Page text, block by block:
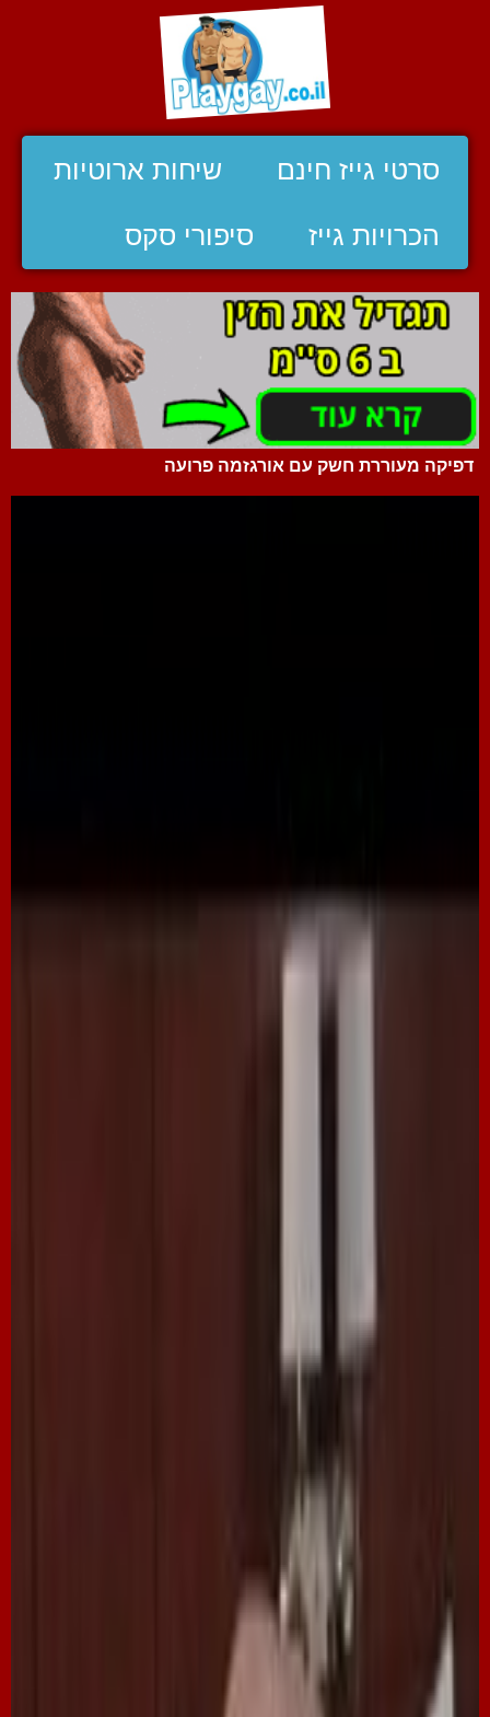
סרטי גייז חינם שיחות ארוטיות
הכרויות גייז סיפורי סקס
דפיקה מעוררת חשק עם אורגזמה פרועה